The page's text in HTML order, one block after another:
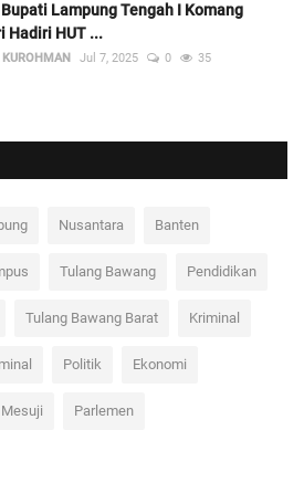
Lampung Tengah I Komang
Hadiri HUT ...
Jul 7, 2025 0 35
Nusantara Banten
Tulang Bawang Pendidikan
Tulang Bawang Barat Kriminal
Politik Ekonomi
Mesuji Parlemen